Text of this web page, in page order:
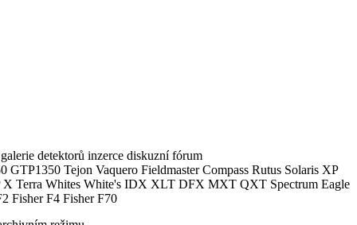
detektorů inzerce diskuzní fórum
Tejon Vaquero Fieldmaster Compass Rutus Solaris XP
Terra Whites White's IDX XLT DFX MXT QXT Spectrum Eagle
Fisher F4 Fisher F70